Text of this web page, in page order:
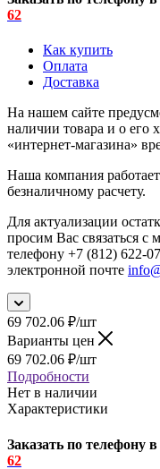
62
Как купить
Оплата
Доставка
На нашем сайте
наличии товара и о его
«интернет-магазина»
Наша компания
безналичному расчету.
Для актуализации
просим Вас связаться
телефону +7 (812) 622-
электронной почте
69 702.06 ₽/шт
Варианты цен
69 702.06 ₽/шт
Подробности
Нет в наличии
Характеристики
Заказать по телефону
62